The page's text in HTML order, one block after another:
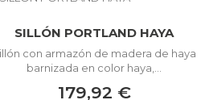
SILLÓN PORTLAND HAYA
con armazón de madera de haya
barnizada en color haya,...
179,92 €